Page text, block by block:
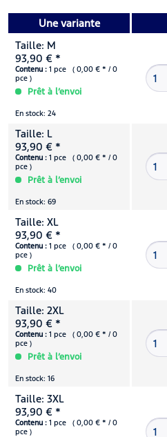
Une variante
Taille: M
93,90 € *
Contenu : 1 pce ( 0,00 € * / 0
pce )
Prêt à l’envoi
En stock: 24
Taille: L
93,90 € *
Contenu : 1 pce ( 0,00 € * / 0
pce )
Prêt à l’envoi
En stock: 69
Taille: XL
93,90 € *
Contenu : 1 pce ( 0,00 € * / 0
pce )
Prêt à l’envoi
En stock: 40
Taille: 2XL
93,90 € *
Contenu : 1 pce ( 0,00 € * / 0
pce )
Prêt à l’envoi
En stock: 16
Taille: 3XL
93,90 € *
Contenu : 1 pce ( 0,00 € * / 0
pce )